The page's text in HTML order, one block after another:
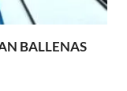
BALLENAS